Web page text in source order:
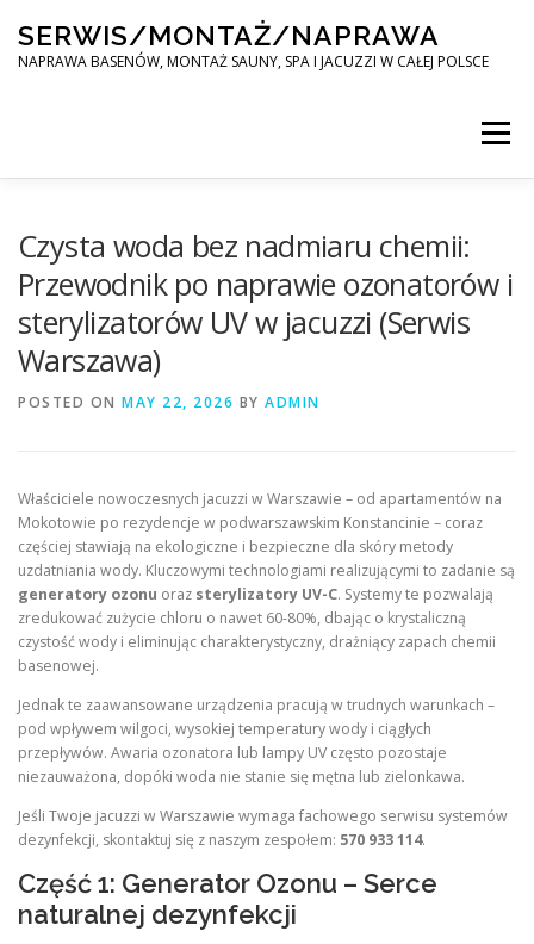
content
SERWIS/MONTAŻ/NAPRAWA
NAPRAWA BASENÓW, MONTAŻ SAUNY, SPA I JACUZZI W CAŁEJ POLSCE
Menu
MONTAŻ SAUNY, SPA, JACUZI W CAŁEJ POLSCE
KONTAKT
Czysta woda bez nadmiaru chemii:
Przewodnik po naprawie ozonatorów i
sterylizatorów UV w jacuzzi (Serwis
Warszawa)
POSTED ON MAY 22, 2026 BY ADMIN
Właściciele nowoczesnych jacuzzi w Warszawie – od apartamentów na
Mokotowie po rezydencje w podwarszawskim Konstancinie – coraz
częściej stawiają na ekologiczne i bezpieczne dla skóry metody
uzdatniania wody. Kluczowymi technologiami realizującymi to zadanie są
generatory ozonu oraz sterylizatory UV-C. Systemy te pozwalają
zredukować zużycie chloru o nawet 60-80%, dbając o krystaliczną
czystość wody i eliminując charakterystyczny, drażniący zapach chemii
basenowej.
Jednak te zaawansowane urządzenia pracują w trudnych warunkach –
pod wpływem wilgoci, wysokiej temperatury wody i ciągłych
przepływów. Awaria ozonatora lub lampy UV często pozostaje
niezauważona, dopóki woda nie stanie się mętna lub zielonkawa.
Jeśli Twoje jacuzzi w Warszawie wymaga fachowego serwisu systemów
dezynfekcji, skontaktuj się z naszym zespołem: 570 933 114.
Część 1: Generator Ozonu – Serce
naturalnej dezynfekcji